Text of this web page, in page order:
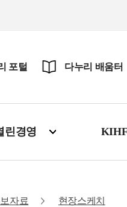
포털 다누리 배움터
린경영
자료 현장스케치